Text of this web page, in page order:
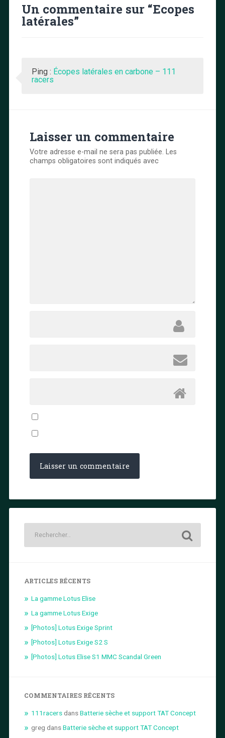
Un commentaire sur “Ecopes
latérales”
Ping : Écopes latérales en carbone – 111
racers
Laisser un commentaire
Votre adresse e-mail ne sera pas publiée. Les
champs obligatoires sont indiqués avec
ARTICLES RÉCENTS
La gamme Lotus Elise
La gamme Lotus Exige
[Photos] Lotus Exige Sprint
[Photos] Lotus Exige S2 S
[Photos] Lotus Elise S1 MMC Scandal Green
COMMENTAIRES RÉCENTS
111racersdansBatterie sèche et support TAT Concept
greg dansBatterie sèche et support TAT Concept